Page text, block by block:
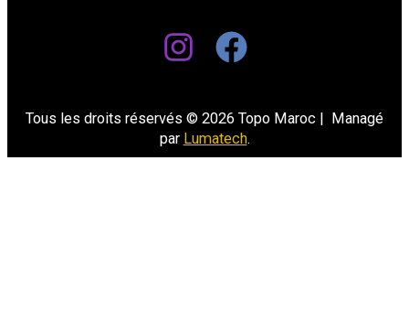
Tous les droits réservés © 2026 Topo Maroc | Managé
par Lumatech.